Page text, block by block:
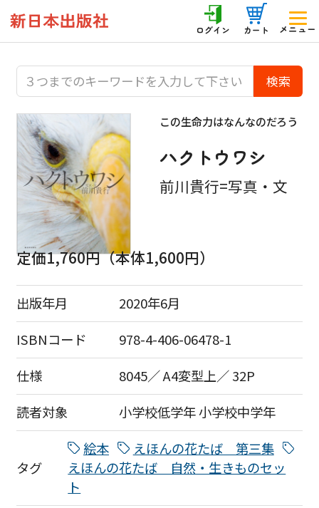
ログイン カート メニュー
この生命力はなんなのだろう
ハクトウワシ
前川貴行=写真・文
定価1,760円（本体1,600円）
出版年月
2020年6月
ISBNコード
978-4-406-06478-1
仕様
8045／ A4変型上／ 32P
読者対象
小学校低学年小学校中学年
タグ
絵本
えほんの花たば 第三集
えほんの花たば 自然・生きものセッ
ト